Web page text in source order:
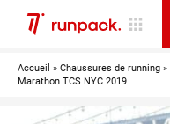
Accueil » Chaussures de running »
Marathon TCS NYC 2019